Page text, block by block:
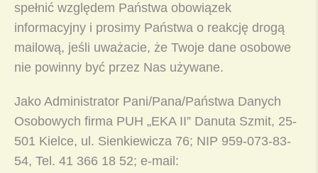
spełnić względem Państwa obowiązek
informacyjny i prosimy Państwa o reakcję drogą
mailową, jeśli uważacie, że Twoje dane osobowe
nie powinny być przez Nas używane.
Jako Administrator Pani/Pana/Państwa Danych
Osobowych firma PUH „EKA II” Danuta Szmit, 25-
501 Kielce, ul. Sienkiewicza 76; NIP 959-073-83-
54, Tel. 41 366 18 52; e-mail: